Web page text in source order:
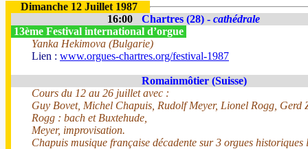
Dimanche 12 Juillet 1987
16:00
Chartres (28) - cathédrale
13ème Festival international d’orgue
Yanka Hekimova (Bulgarie)
Lien : www.orgues-chartres.org/festival-1987
Romainmôtier (Suisse)
Cours du 12 au 26 juillet avec :
Guy Bovet, Michel Chapuis, Rudolf Meyer, Lionel Rogg, Gerd
Rogg : bach et Buxtehude,
Meyer, improvisation.
Chapuis musique française décadente sur 3 orgues